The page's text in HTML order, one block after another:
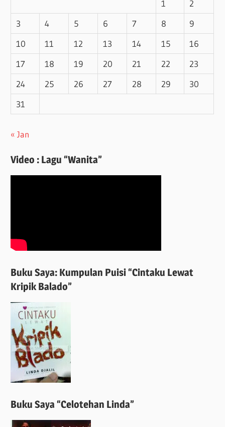
1
2
3
4 5 6 7 8
9
10
11 12 13 14 15
16
17
18 19 20 21 22
23
24
25 26 27 28 29
30
31
« Jan
Video : Lagu “Wanita”
Buku Saya: Kumpulan Puisi “Cintaku Lewat
Kripik Balado”
Buku Saya “Celotehan Linda”